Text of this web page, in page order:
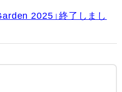
2025」終了しまし